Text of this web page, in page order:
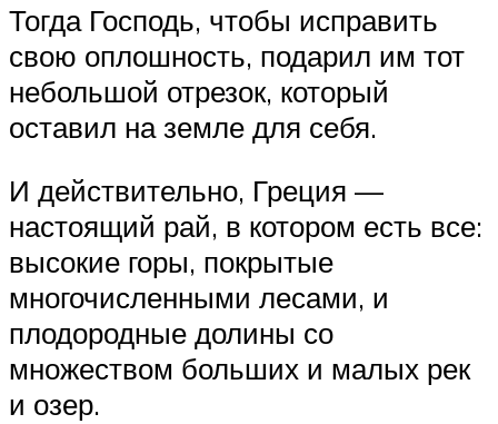
Тогда Господь, чтобы исправить
свою оплошность, подарил им тот
небольшой отрезок, который
оставил на земле для себя.
И действительно, Греция —
настоящий рай, в котором есть все:
высокие горы, покрытые
многочисленными лесами, и
плодородные долины со
множеством больших и малых рек
и озер.